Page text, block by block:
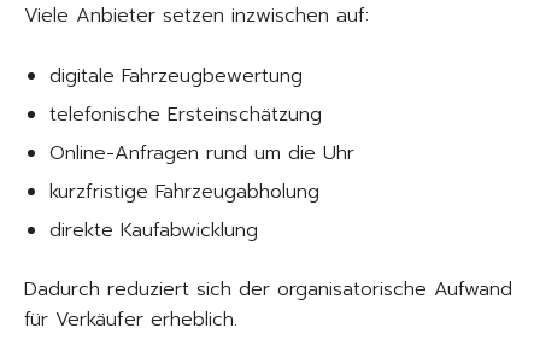
Viele Anbieter setzen inzwischen auf:
digitale Fahrzeugbewertung
telefonische Ersteinschätzung
Online-Anfragen rund um die Uhr
kurzfristige Fahrzeugabholung
direkte Kaufabwicklung
Dadurch reduziert sich der organisatorische Aufwand
für Verkäufer erheblich.